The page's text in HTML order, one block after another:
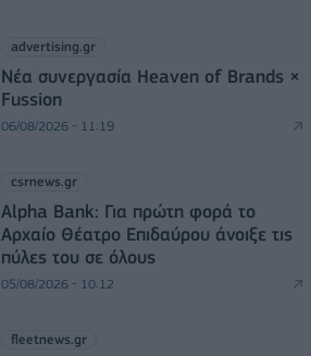
advertising.gr
Νέα συνεργασία Heaven of Brands ×
Fussion
06/08/2026 - 11:19
csrnews.gr
Alpha Bank: Για πρώτη φορά το
Αρχαίο Θέατρο Επιδαύρου άνοιξε τις
πύλες του σε όλους
05/08/2026 - 10:12
fleetnews.gr